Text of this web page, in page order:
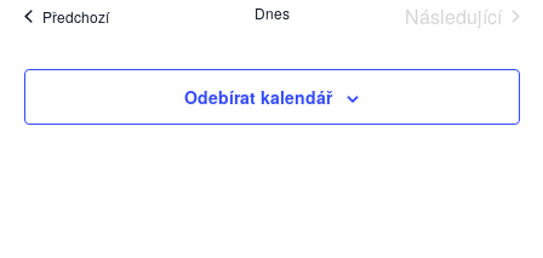
PředchozíAkce Dnes
Následující
Odebírat kalendář